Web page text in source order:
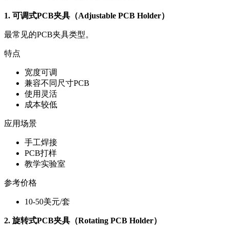
1. 可调式PCB夹具（Adjustable PCB Holder）
最常见的PCB夹具类型。
特点
宽度可调
兼容不同尺寸PCB
使用灵活
成本较低
应用场景
手工焊接
PCB打样
教学实验室
参考价格
10-50美元/套
2. 旋转式PCB夹具（Rotating PCB Holder）